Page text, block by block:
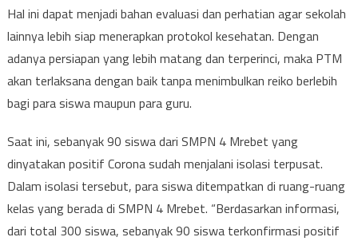
Hal ini dapat menjadi bahan evaluasi dan perhatian agar sekolah
lainnya lebih siap menerapkan protokol kesehatan. Dengan
adanya persiapan yang lebih matang dan terperinci, maka PTM
akan terlaksana dengan baik tanpa menimbulkan reiko berlebih
bagi para siswa maupun para guru.
Saat ini, sebanyak 90 siswa dari SMPN 4 Mrebet yang
dinyatakan positif Corona sudah menjalani isolasi terpusat.
Dalam isolasi tersebut, para siswa ditempatkan di ruang-ruang
kelas yang berada di SMPN 4 Mrebet. “Berdasarkan informasi,
dari total 300 siswa, sebanyak 90 siswa terkonfirmasi positif